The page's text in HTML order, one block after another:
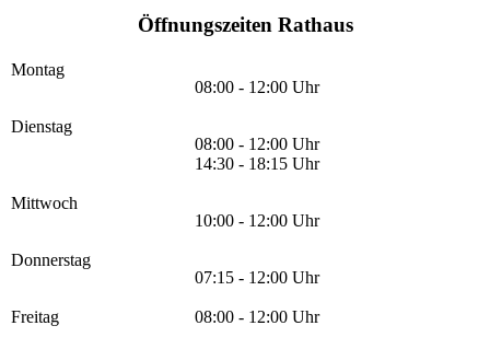
Öffnungszeiten Rathaus
Montag
08:00 - 12:00 Uhr
Dienstag
08:00 - 12:00 Uhr
14:30 - 18:15 Uhr
Mittwoch
10:00 - 12:00 Uhr
Donnerstag
07:15 - 12:00 Uhr
Freitag 08:00 - 12:00 Uhr